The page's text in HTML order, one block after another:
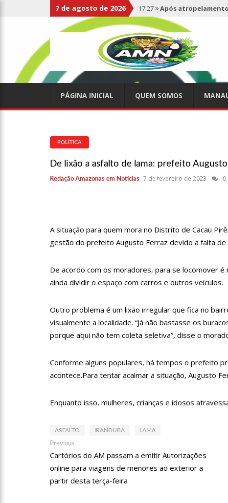
7 de agosto de 2026 17:27
Após
expelidos
17:00 Haras Nilton Lins já
Saiba quem é
09:48 Consumidores
15:01 Carro envolvido em
07:21 Grave explosão em
18:42 Preço médio da
17:36 Prefeitura de Manaus
amazonense
10:55 Proposta de decreto
10:07 SSP-AM vistoria
22:31 Mulher mata o próprio
David Almeida desce
‘meu deputado federal’
13:31 A Vitória Do
PÁGINA INICIAL QUEM SOMOS
POLÍTICA
De lixão a asfalto de lama: prefeito
Redação Amazonas em Notícias 7 de fevereiro de 2023 0
A situação para quem mora no Distrito de Cacau
gestão do prefeito Augusto Ferraz devido a falta
De acordo com os moradores, para se locomover
ainda dividir o espaço com carros e outros veículos.
Outro problema é um lixão irregular que fica no
visualmente a localidade. “Já não bastasse os
porque aqui não tem coleta seletiva”, disse o
Conforme alguns populares, há tempos o prefeito
acontece.Para tentar acalmar a situação, Augusto
Enquanto isso, mulheres, crianças e idosos
ASFALTO IRANDUBA LAMA
Navegação
de
Post
Previous
post:
Cartórios do AM passam a emitir Autorizações
online para viagens de menores ao exterior a
partir desta terça-feira